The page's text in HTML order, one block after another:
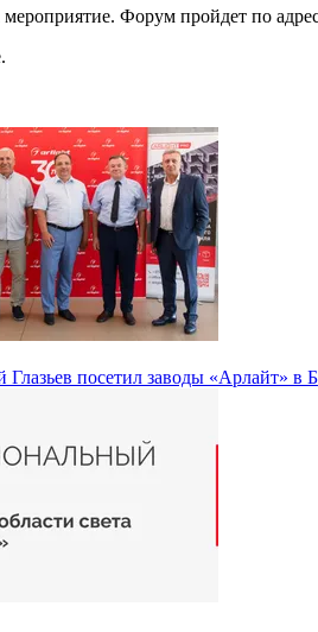
мероприятие. Форум пройдет по
Глазьев посетил заводы «Арлайт»